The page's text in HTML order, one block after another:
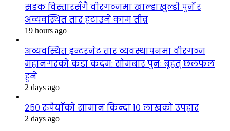
सडक विस्तारसँगै वीरगञ्जमा खाल्डाखुल्डी पुर्ने र
अव्यवस्थित तार हटाउने काम तीव्र
19 hours ago
अव्यवस्थित इन्टरनेट तार व्यवस्थापनमा वीरगञ्ज
महानगरको कडा कदम: सोमबार पुनः बृहत् छलफल
हुने
2 days ago
२५० रुपैयाँको सामान किन्दा १० लाखको उपहार
2 days ago